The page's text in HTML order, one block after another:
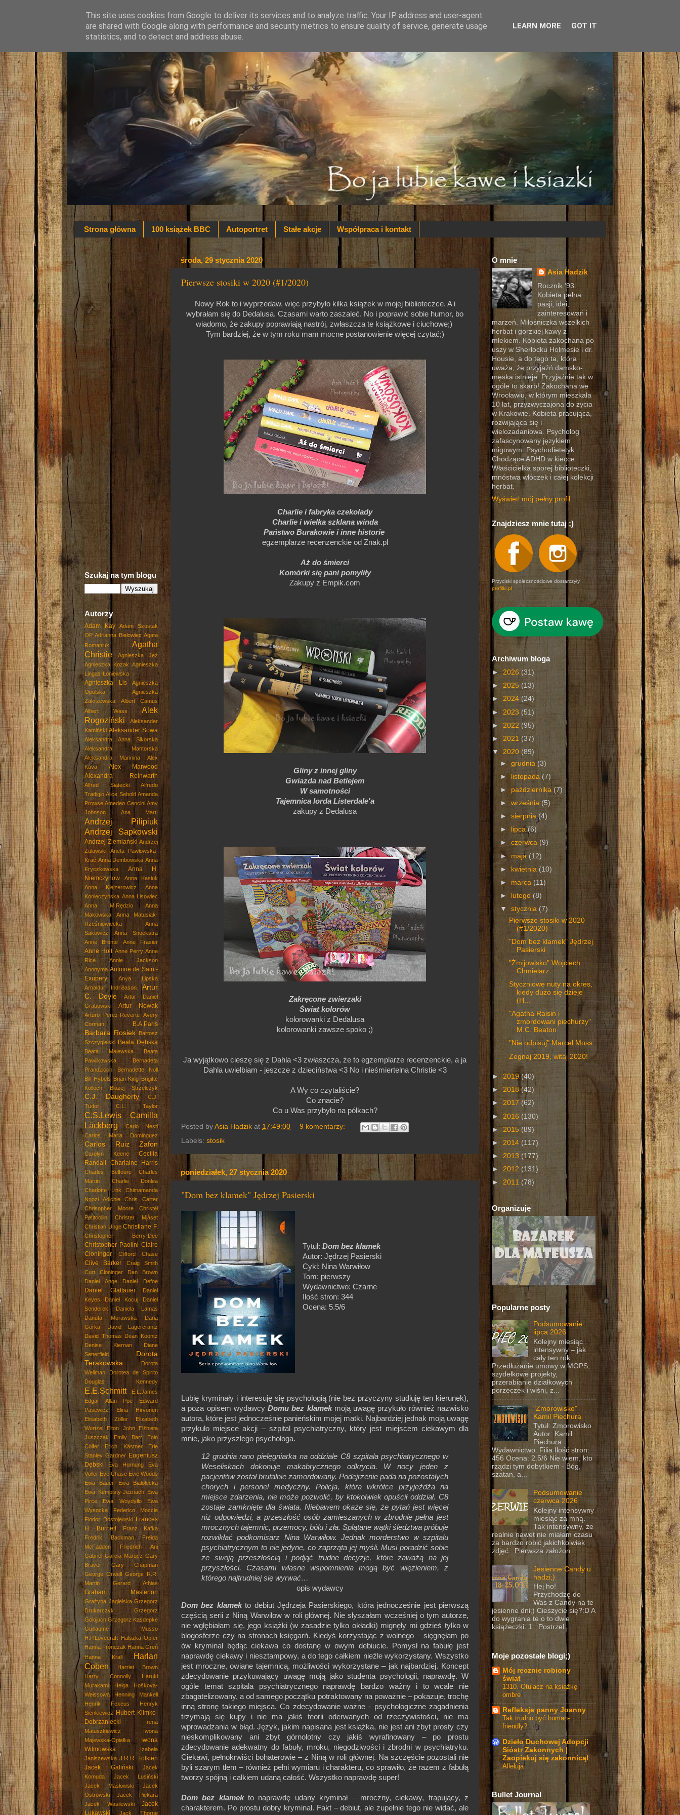
Strona główna 100 książek BBC Autoportret Stałe akcje Współpraca i kontakt
środa, 29 stycznia 2020
Pierwsze stosiki w 2020 (#1/2020)
Nowy Rok to i wyprzedaw, więc przybyło kilka książek w mojej biblioteczce. A i
wybrałam się do Dedalusa. Czasami warto zaszaleć. No i poprawić sobie humor, bo
wiadomo, że zakupy poprawiają nastrój, zwłaszcza te książkowe i ciuchowe;)
Tym bardziej, że w tym roku mam mocne postanowienie więcej czytać;)
Charlie i fabryka czekolady
Charlie i wielka szklana winda
Państwo Burakowie i inne historie
egzemplarze recenzenckie od Znak.pl
Aż do śmierci
Komórki się pani pomyliły
Zakupy z Empik.com
Gliny z innej gliny
Gwiazda nad Betlejem
W samotności
Tajemnica lorda Listerdale'a
zakupy z Dedalusa
Zakręcone zwierzaki
Świat kolorów
kolorowanki z Dedalusa
kolorowanki zawsze spoko ;)
Ja wyjątkowo cieszę się z Dahla <3 zwłaszcza, że to egzemplarze recenzenckie, a ja
Dahla uwielbiam - jeszcze z dzieciństwa <3 No i nieśmiertelna Christie <3
A Wy co czytaliście?
Co znacie?
Co u Was przybyło na półkach?
Posted by Asia Hadzik at 17:49:00
9 komentarzy:
Labels: stosik
poniedziałek, 27 stycznia 2020
"Dom bez klamek" Jędrzej Pasierski
Tytuł: Dom bez klamek
Autor: Jędrzej Pasierski
Cykl: Nina Warwiłow
Tom: pierwszy
Wydawnictwo: Czarne
Ilość stron: 344
Ocena: 5.5/6
Lubię kryminały i interesuję się psychologią (nie bez przyczyny studiuję ten kierunek),
a poza opisem wydawcyDomu bez klamekmoją uwagę przykuło również nazwisko
autora, które jest jednocześnie panieńskim mojej matki. Najbardziej jednak moją uwagę
przykuło miejsce akcji – szpital psychiatryczny, który jest miejscem ciekawym dla
mnie, jako przyszłego psychologa.
12 grudnia rano pielęgniarka na oddziale C8 szpitala psychiatrycznego w
Weseliskach dokonuje makabrycznego odkrycia. W nocy jeden z
pacjentów został brutalnie zamordowany. Podejrzenie pada na pozostałych
chorych i personel medyczny. Policja, która wkrótce przyjeżdża na
miejsce zdarzenia, nie może pozwolić, by ktokolwiek opuścił oddział. C8
zostaje zamknięte dla świata. Niebawem okaże się, że pytań jest więcej
niż odpowiedzi, a przeszłość osób zamieszanych w zbrodnię pełna jest
mrocznych tajemnic, przemocy, bólu i zła. Splątane wątki śledztwa próbuje
rozwikłać podkomisarz Nina Warwiłow. Jednak morderstwo w szpitalu
psychiatrycznym to nie jedyne, co zaprząta jej myśli. Musi poradzić sobie
ze swoją przeszłością i podjąć trudne decyzje, które zaważą na jej
przyszłości. Czasami własne wspomnienia mogą być więzieniem, z
którego najtrudniej się wyrwać…
opis wydawcy
Dom bez klamekto debiut Jędrzeja Pasierskiego, która jednocześnie jest pierwszą
częścią serii z Niną Warwiłow w roli głównej. Nie słyszałam wcześniej o tym autorze,
nie wgłębiałam się, jego książki (w zasadzie tylko okładki) mignęły mi gdzieś tylko w
blogosferze czy na stronach księgarń. Kiedyś korzystając z wolnego – sięgnęłam po
ów kryminał będąc ciekawa co dostanę w owym debiucie. Pomysł na fabułę jest
naprawdę ciekawy i niesztampowy, a do tego całkiem nieźle wykorzystany. Wszystko
jest mroczne, owiane tajemnicą, możliwości wykorzystane – jak najbardziej. Koncept
zdecydowanie przykuwający uwagę moją jako studenta psychologii, naprawdę. W
ogóle temat szpitala psychiatrycznego naprawdę bardzo ważny i to wcale nie
zbagatelizowany, a od samego początku potraktowany na poważnie – pokazuje, trochę
inną stronę takiego miejsca. Co zdecydowanie ważne - psychologiczne zagadnienia
trzymają się kupy i nie ma jakiś teorii oderwanych od rzeczywistości, nie ma
wprowadzania w błąd. Język, jakim napisana jest książka, nie jest ani zbyt prosty czy
nieskomplikowany ani zbyt górnolotny czy jakiś wyrafinowany – po prostu
zdecydowanie adekwatny do fabuły, mroku, niegodziwości i zbrodni w psychiatryku.
Ciekawi, pełnokrwiści bohaterowie – z Niną w roli głównej. Na szczęście pozostali nie
byli szarym tłem – również pełni wymiaru i charakteru, co sprawiło, że razem z fabułą
tworzy spójną i całkiem udaną całość. Wszystko naprawdę super!
Dom bez klamekto naprawdę udany kryminał – mroczny, ciekawy, frapujący, z
charakterem. Po prostu dobry kryminał. Fakt – debiut, ale zupełnie tego nie widać, ale
Szukaj na tym blogu
Autorzy
Adam Kay
Adam Szustak
OP Adrianna Biełowiec Agata
Romaniuk
Agatha
Christie
Agnieszka Jeż
Agnieszka Kozak Agnieszka
Lingas-Łoniewska
Agnieszka Lis
Agnieszka
Opolska
Agnieszka
Zakrzewska
Albert Camus
Albert Wass
Alek
Rogoziński
Aleksander
Kamiński Aleksander Sowa
Aleksandra Anna Sikorska
Aleksandra Mantorska
Aleksandra Marinina
Alex
Kava
Alex Marwood
Alexandra Reinwarth
Alfred Siatecki
Alfredo
Tradigio Alice Sebold Amanda
Prowse Amedeo Cencini Amy
Johnson
Ana Martí
Andrzej Pilipiuk
Andrzej Sapkowski
Andrzej Ziemiański Andrzej
Żuławski
Aneta Pawłowska-
Krać Anna Dembowska Anna
Fryczkowska
Anna H.
Niemczynow
Anna Kasiuk
Anna Klejzerowicz
Anna
Konieczyńska Anna Lisowiec
Anna M.Rędzio
Anna
Makowska
Anna Matusiak-
Rześniowiecka
Anna
Sakowicz
Anna Snoekstra
Anne Brontë
Anne Frasier
Anne Holt Anne Perry Anne
Rice
Annie Jackson
Anonyma Antoine de Saint-
Exupery
Anya Lipska
Arnaldur Indriðason
Artur
C. Doyle
Artur Daniel
Grabowski
Artur Nowak
Arturo Perez-Reverte Avery
Corman
B.A.Paris
Barbara Rosiek
Bartosz
Szczygielski Beata Dębska
Beata Majewska
Beata
Pawlikowska
Bernadeta
Prandzioch
Bernadette Noll
Bill Hybels
Brian King Brigitte
Kolloch
Błażej Strzelczyk
C.J. Daugherty
C.J.
Tudor
C.L. Taylor
C.S.Lewis
Camilla
Läckberg
Carlo Nesti
Carlos Maria Dominguez
Carlos Ruiz Zafon
Carolyn Keene
Cecilia
Randall
Charlaine Harris
Charles Belfoure
Charles
Martin
Charlie Donlea
Charlotte Link
Chimamanda
Ngozi Adichie
Chris Carter
Chrisopher Moore
Christel
Petitcollin
Christer Mjåset
Christian Unge Christiane F.
Christopher Berry-Dee
Christopher Paolini Claire
Cloninger
Clifford Chase
Clive Barker
Craig Smith
Curt Cloninger
Dan Brown
Daniel Ange
Daniel Defoe
Daniel Glattauer
Daniel
Keyes
Daniel Kocuj
Daniel
Senderek
Daniela Lamas
Danuta Morawska
Daria
Górka
David Lagercrantz
David Thomas
Dean Koontz
Denise Kiernan
Diane
Setterfield
Dorota
Terakowska
Dorota
Wellman
Dorotea de Spirito
Douglas Kennedy
E.E.Schmitt
E.L.James
Edgar Allan Poe
Edward
Pasewicz
Elina Hirvonen
Elisabeth Zöller
Elizabeth
Wurtzel
Elton John
Elżbieta
Juszczak
Emily Barr
Eoin
Colfer
Erich Kästner
Erle
Stanley Gardner Eugeniusz
Dębski
Eva Hornung
Eva
Völler Eve Chase Evie Woods
Ewa Bauer
Ewa Białołęcka
Ewa Kempisty-Jeznach
Ewa
Pirce
Ewa Woydyłło
Ewa
Wysocka
Federico Moccia
Fiodor Dostojewski
Frances
H. Burnett
Franz Kafka
Fredrik Backman
Freida
McFadden
Friedrich Ani
Gabriel Garcia Marqez Gary
Braver
Gary Chapman
George Orwell
George R.R.
Martin
Gerard Athias
Graham Masterton
Grażyna Jagielska Grzegorz
Drukarczyk
Grzegorz
Golojuch Grzegorz Kasdepke
Guillaume Musso
H.P.Lovecraft
Halszka Opfer
Hanna Fronczak Hanna Greń
Hanna Krall
Harlan
Coben
Harriet Brown
Harry Connolly
Haruki
Murakami
Helga Hoškova-
Weissowá
Henning Mankell
Henrik Fexeus
Henryk
Sienkiewicz
Hubert Klimko-
Dobrzaniecki
Irena
Matuszkiewicz
Iwona
Majewska-Opiełka
Iwona
Wilmowska
Izabela
Janiszewska J.R.R. Tolkien
Jacek Galiński
Jacek
Komuda
Jacek Lusiński
Jacek Masłowski
Jacek
Ostrowski
Jacek Piekara
Jacek Wasilewski
Jacek
Łukawski
Jack Thorne
O mnie
Asia Hadzik
Rocznik '93.
Kobieta pełna
pasji, idei,
zainteresowań i
marzeń. Miłośniczka wszelkich
herbat i gorzkiej kawy z
mlekiem. Kobieta zakochana po
uszy w Sherlocku Holmesie i dr.
Housie, a do tego ta, która
uważa, że przyjaźń damsko-
męska istnieje. Przyjaźnie tak w
ogóle to skarb! Zakochana we
Wrocławiu, w którym mieszkała
10 lat, przyzwyczajona do życia
w Krakowie. Kobieta pracująca,
rozwijająca się i
wielozadaniowa. Psycholog
zafascynowany językiem
migowym. Psychodietetyk.
Chodzące ADHD w kiecce.
Właścicielka sporej biblioteczki,
mnóstwa włóczek i całej kolekcji
herbat.
Wyświetl mój pełny profil
Znajdziesz mnie tutaj ;)
Przyciski społecznościowe dostarczyły
profilki.pl
Archiwum bloga
► 2026 (31)
► 2025 (13)
► 2024 (24)
► 2023 (51)
► 2022 (95)
► 2021 (37)
▼ 2020 (89)
►grudnia (3)
►
listopada (7)
► października (7)
►września(5)
►sierpnia(4)
►
lipca(6)
►czerwca(9)
► maja (12)
► kwietnia(10)
► marca (11)
►
lutego (8)
▼stycznia (7)
Pierwsze stosiki w 2020
(#1/2020)
"Dom bez klamek" Jędrzej
Pasierski
"Żmijowisko" Wojciech
Chmielarz
Styczniowe nuty na okres,
kiedy dużo się dzieje
(H...
"Agatha Raisin i
zmordowani piechurzy"
M.C. Beaton
"Nie odpisuj" Marcel Moss
Żegnaj 2019, witaj 2020!
► 2019(40)
► 2018(42)
► 2017 (62)
► 2016 (130)
► 2015 (89)
► 2014 (117)
► 2013 (177)
► 2012 (131)
► 2011 (78)
Organizuję
Popularne posty
Podsumowanie
lipca 2026
Kolejny miesiąc
intensywny – jak
cały ten rok.
Przedłużanie umowy w MOPS,
szydełkowe projekty,
przerabianie działkowych
porzeczek i wiśni, z...
"Zmorowisko"
Kamil Piechura
Tytuł: Zmorowisko
Autor: Kamil
Piechura
Wydawnictwo: Filia Ilość stron:
456 Ocena: 2.5/6 Nie wiem, kto
rządzi tym dobytkiem - Bóg,
szatan, a...
Podsumowanie
czerwca 2026
Kolejny intensywny
miesiąc za mną.
Tak intensywny, że
realnie nawet nie miałam czasu
za bardzo robić jakichkolwiek
zdjęć. Pierwsza założon...
Jesienne Candy u
hadzi;)
Hej ho!
Przychodzę do
Was z Candy na te
jesienne dni;) Cieszycie się?:D A
do wygrania te o to dwie
książeczki: 1. Postrzel...
Moje pozostałe blogi;)
Mój ręcznie robiony
świat
1310. Otulacz na książkę
ombre
Refleksje panny Joanny
Tak trudno być human-
friendly?
Dzieło Duchowej Adopcji
Sióstr Zakonnych |
Zaopiekuj się zakonnicą!
Alleluja
Bullet Journal
This site uses cookies from Google to deliver its services and to analyze traffic. Your IP address and user-agent
are shared with Google along with performance and security metrics to ensure quality of service, generate usage
statistics, and to detect and address abuse.
LEARN MORE GOT IT